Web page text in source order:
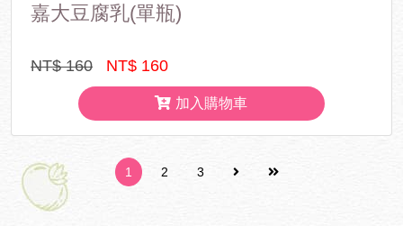
嘉大豆腐乳(單瓶)
NT$ 160 NT$ 160
加入購物車
1 2 3